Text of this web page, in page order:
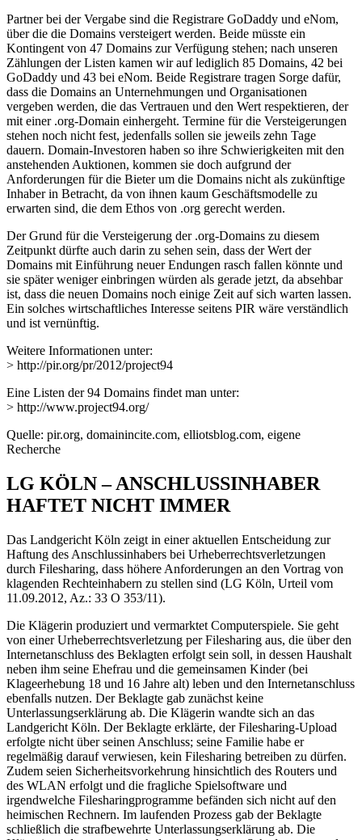
Partner bei der Vergabe sind die Registrare GoDaddy und eNom,
über die die Domains versteigert werden. Beide müsste ein
Kontingent von 47 Domains zur Verfügung stehen; nach unseren
Zählungen der Listen kamen wir auf lediglich 85 Domains, 42 bei
GoDaddy und 43 bei eNom. Beide Registrare tragen Sorge dafür,
dass die Domains an Unternehmungen und Organisationen
vergeben werden, die das Vertrauen und den Wert respektieren, der
mit einer .org-Domain einhergeht. Termine für die Versteigerungen
stehen noch nicht fest, jedenfalls sollen sie jeweils zehn Tage
dauern. Domain-Investoren haben so ihre Schwierigkeiten mit den
anstehenden Auktionen, kommen sie doch aufgrund der
Anforderungen für die Bieter um die Domains nicht als zukünftige
Inhaber in Betracht, da von ihnen kaum Geschäftsmodelle zu
erwarten sind, die dem Ethos von .org gerecht werden.
Der Grund für die Versteigerung der .org-Domains zu diesem
Zeitpunkt dürfte auch darin zu sehen sein, dass der Wert der
Domains mit Einführung neuer Endungen rasch fallen könnte und
sie später weniger einbringen würden als gerade jetzt, da absehbar
ist, dass die neuen Domains noch einige Zeit auf sich warten lassen.
Ein solches wirtschaftliches Interesse seitens PIR wäre verständlich
und ist vernünftig.
Weitere Informationen unter:
> http://pir.org/pr/2012/project94
Eine Listen der 94 Domains findet man unter:
> http://www.project94.org/
Quelle: pir.org, domainincite.com, elliotsblog.com, eigene
Recherche
LG KÖLN – ANSCHLUSSINHABER
HAFTET NICHT IMMER
Das Landgericht Köln zeigt in einer aktuellen Entscheidung zur
Haftung des Anschlussinhabers bei Urheberrechtsverletzungen
durch Filesharing, dass höhere Anforderungen an den Vortrag von
klagenden Rechteinhabern zu stellen sind (LG Köln, Urteil vom
11.09.2012, Az.: 33 O 353/11).
Die Klägerin produziert und vermarktet Computerspiele. Sie geht
von einer Urheberrechtsverletzung per Filesharing aus, die über den
Internetanschluss des Beklagten erfolgt sein soll, in dessen Haushalt
neben ihm seine Ehefrau und die gemeinsamen Kinder (bei
Klageerhebung 18 und 16 Jahre alt) leben und den Internetanschluss
ebenfalls nutzen. Der Beklagte gab zunächst keine
Unterlassungserklärung ab. Die Klägerin wandte sich an das
Landgericht Köln. Der Beklagte erklärte, der Filesharing-Upload
erfolgte nicht über seinen Anschluss; seine Familie habe er
regelmäßig darauf verwiesen, kein Filesharing betreiben zu dürfen.
Zudem seien Sicherheitsvorkehrung hinsichtlich des Routers und
des WLAN erfolgt und die fragliche Spielsoftware und
irgendwelche Filesharingprogramme befänden sich nicht auf den
heimischen Rechnern. Im laufenden Prozess gab der Beklagte
schließlich die strafbewehrte Unterlassungserklärung ab. Die